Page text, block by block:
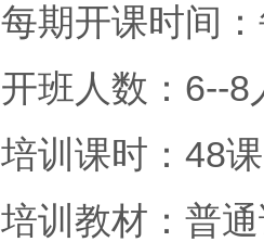
每期开课时间
开班人数：6--8
培训课时：48
培训教材：普